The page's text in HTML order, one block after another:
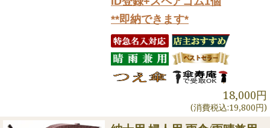
**即納できます*
18,000円
(消費税込:19,800円)